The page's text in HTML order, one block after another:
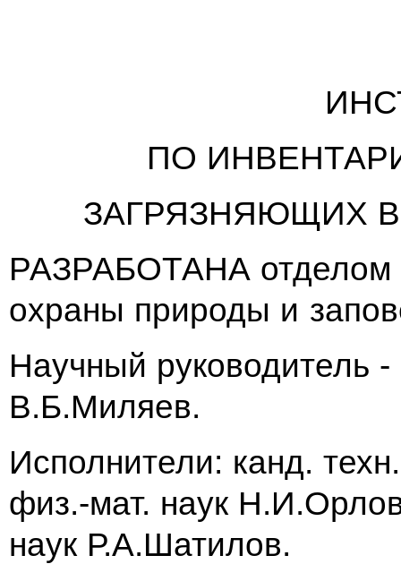
ПО
ЗАГРЯЗНЯЮЩИХ
РАЗРАБОТАНА отделом
охраны природы и
Научный руководитель
В.Б.Миляев.
Исполнители: канд.
физ.-мат. наук
наук Р.А.Шатилов.